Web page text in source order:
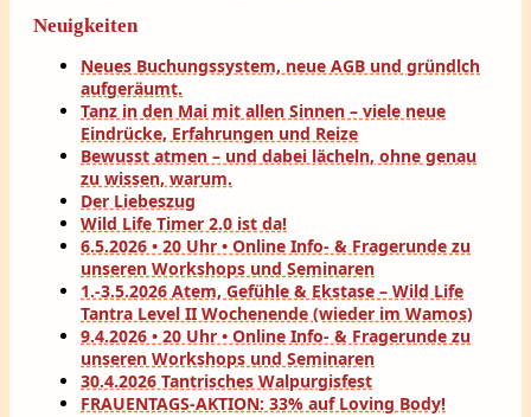
Neuigkeiten
Neues Buchungssystem, neue AGB und gründlch
aufgeräumt.
Tanz in den Mai mit allen Sinnen – viele neue
Eindrücke, Erfahrungen und Reize
Bewusst atmen – und dabei lächeln, ohne genau
zu wissen, warum.
Der Liebeszug
Wild Life Timer 2.0 ist da!
6.5.2026 • 20 Uhr • Online Info- & Fragerunde zu
unseren Workshops und Seminaren
1.-3.5.2026 Atem, Gefühle & Ekstase – Wild Life
Tantra Level II Wochenende (wieder im Wamos)
9.4.2026 • 20 Uhr • Online Info- & Fragerunde zu
unseren Workshops und Seminaren
30.4.2026 Tantrisches Walpurgisfest
FRAUENTAGS-AKTION: 33% auf Loving Body!